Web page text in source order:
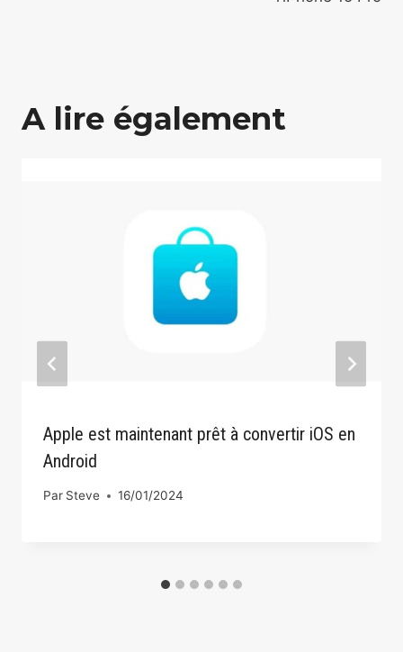
A lire également
Apple est maintenant prêt à convertir iOS en
Android
Par Steve 16/01/2024